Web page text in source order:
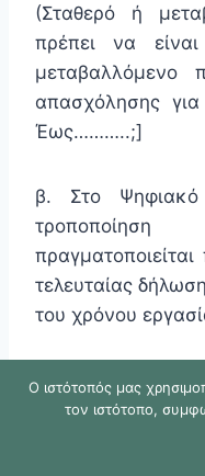
(Σταθερό ή
πρέπει να
μεταβαλλόμενο
απασχόλησης
Έως………..;]
β. Στο
τελευταίας
του χρόνου
Επίσης ωράριο που
απασχολούμενο
Ο ιστότοπός μας
τον ιστότοπο,